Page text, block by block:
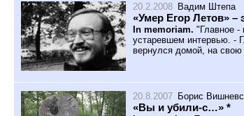
20.2.2008 Вадим Штепа
«Умер Егор Летов» –
In memoriam. "Главное -
устаревшем интервью . -
вернулся домой, на свою
20.8.2007 Борис
«Вы и убили-с…» *